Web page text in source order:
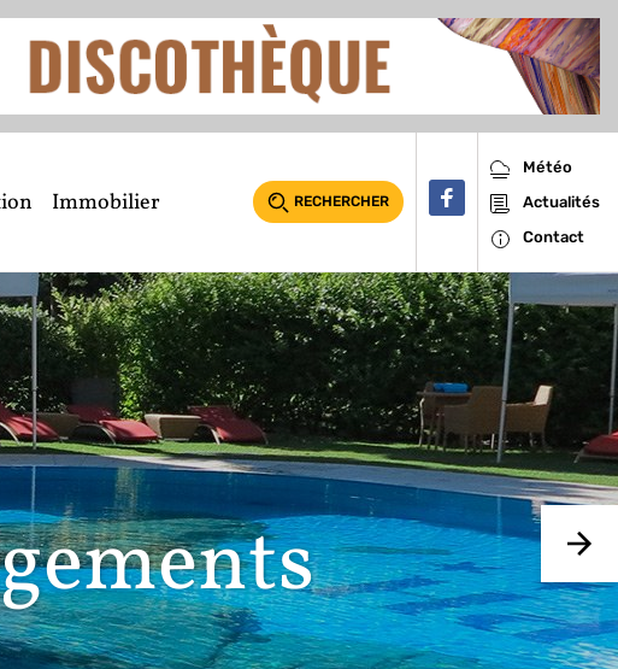
Immobilier RECHERCHER
Météo
Actualités
Contact